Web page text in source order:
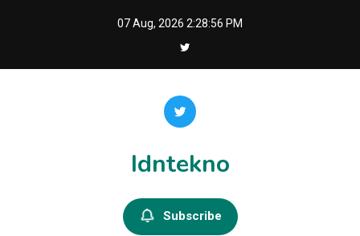
07 Aug, 2026 2:28:57 PM
Idntekno
Subscribe